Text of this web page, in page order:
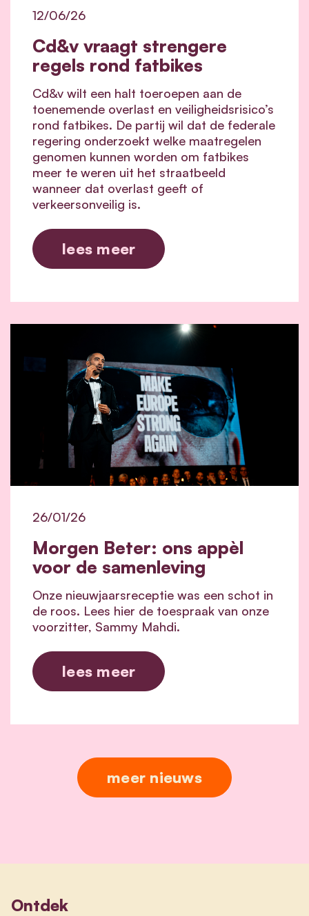
Cd&v vraagt strengere
regels rond fatbikes
12/06/26
Cd&v wilt een halt toeroepen aan de
toenemende overlast en veiligheidsrisico’s
rond fatbikes. De partij wil dat de federale
regering onderzoekt welke maatregelen
genomen kunnen worden om fatbikes
meer te weren uit het straatbeeld
wanneer dat overlast geeft of
verkeersonveilig is.
lees meer
Morgen Beter: ons appèl
voor de samenleving
26/01/26
Onze nieuwjaarsreceptie was een schot in
de roos. Lees hier de toespraak van onze
voorzitter, Sammy Mahdi.
lees meer
meer nieuws
Ontdek